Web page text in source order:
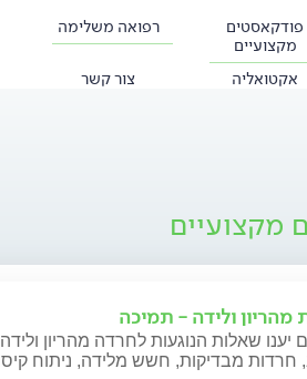
פודקאסטים
מקצועיים
רפואה משלימה
אקטואליה צור קשר
מקצועיים
מהריון ולידה - תמיכה
יענו שאלות הנוגעות לחרדה מהריון
חרדות מבדיקות, חשש מלידה, ניתוח